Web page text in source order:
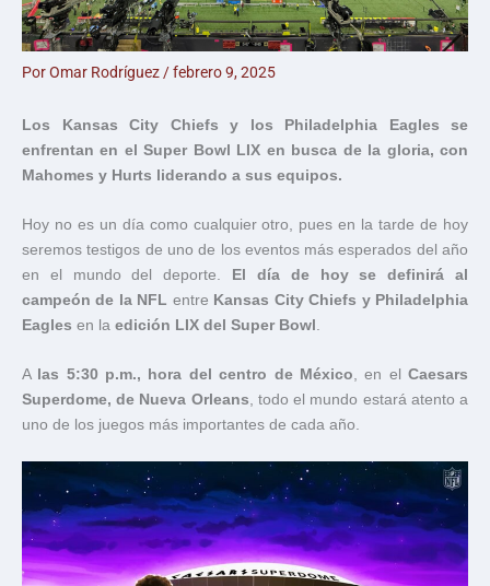
PorOmar Rodríguez /febrero 9, 2025
Los Kansas City Chiefs y los Philadelphia Eagles se
enfrentan en el Super Bowl LIX en busca de la gloria, con
Mahomes y Hurts liderando a sus equipos.
Hoy no es un día como cualquier otro, pues en la tarde de hoy
seremos testigos de uno de los eventos más esperados del año
en el mundo del deporte.
El día de hoy se definirá al
campeón de la NFL entre Kansas City Chiefs y Philadelphia
Eagles en la edición LIX del Super Bowl
A las 5:30 p.m., hora del centro de México , en elCaesars
Superdome, de Nueva Orleans , todo el mundo estará atento a
uno de los juegos más importantes de cada año.